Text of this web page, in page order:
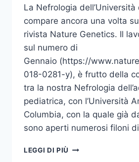
La Nefrologia dell’Università
compare ancora una volta
rivista Nature Genetics. Il
sul numero di
Gennaio (https://
018-0281-y), è frutto della
tra la nostra Nefrologia
pediatrica, con l’Università
Columbia, con la quale già
sono aperti numerosi filoni
LEGGI DI PIÙ DUE